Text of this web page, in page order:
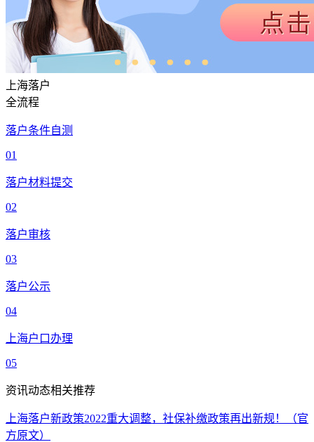
上海落户
全流程
落户条件自测
01
落户材料提交
02
落户审核
03
落户公示
04
上海户口办理
05
资讯动态相关推荐
上海落户新政策2022重大调整，社保补缴政策再出新规！（官
方原文）